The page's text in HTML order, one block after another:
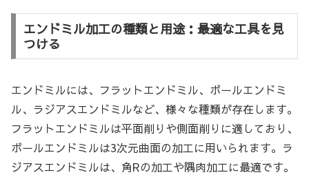
エンドミル加工の種類と用途：最適な工具を見
つける
エンドミルには、フラットエンドミル、ボールエンドミ
ル、ラジアスエンドミルなど、様々な種類が存在します。
フラットエンドミルは平面削りや側面削りに適しており、
ボールエンドミルは3次元曲面の加工に用いられます。ラ
ジアスエンドミルは、角Rの加工や隅肉加工に最適です。